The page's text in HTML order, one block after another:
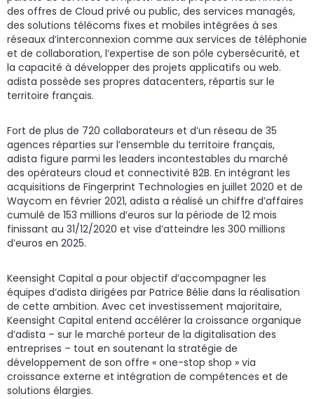
des offres de Cloud privé ou public, des services managés,
des solutions télécoms fixes et mobiles intégrées à ses
réseaux d’interconnexion comme aux services de téléphonie
et de collaboration, l’expertise de son pôle cybersécurité, et
la capacité à développer des projets applicatifs ou web.
adista possède ses propres datacenters, répartis sur le
territoire français.
Fort de plus de 720 collaborateurs et d’un réseau de 35
agences réparties sur l’ensemble du territoire français,
adista figure parmi les leaders incontestables du marché
des opérateurs cloud et connectivité B2B. En intégrant les
acquisitions de Fingerprint Technologies en juillet 2020 et de
Waycom en février 2021, adista a réalisé un chiffre d’affaires
cumulé de 153 millions d’euros sur la période de 12 mois
finissant au 31/12/2020 et vise d’atteindre les 300 millions
d’euros en 2025.
Keensight Capital a pour objectif d’accompagner les
équipes d’adista dirigées par Patrice Bélie dans la réalisation
de cette ambition. Avec cet investissement majoritaire,
Keensight Capital entend accélérer la croissance organique
d’adista – sur le marché porteur de la digitalisation des
entreprises – tout en soutenant la stratégie de
développement de son offre « one-stop shop » via
croissance externe et intégration de compétences et de
solutions élargies.